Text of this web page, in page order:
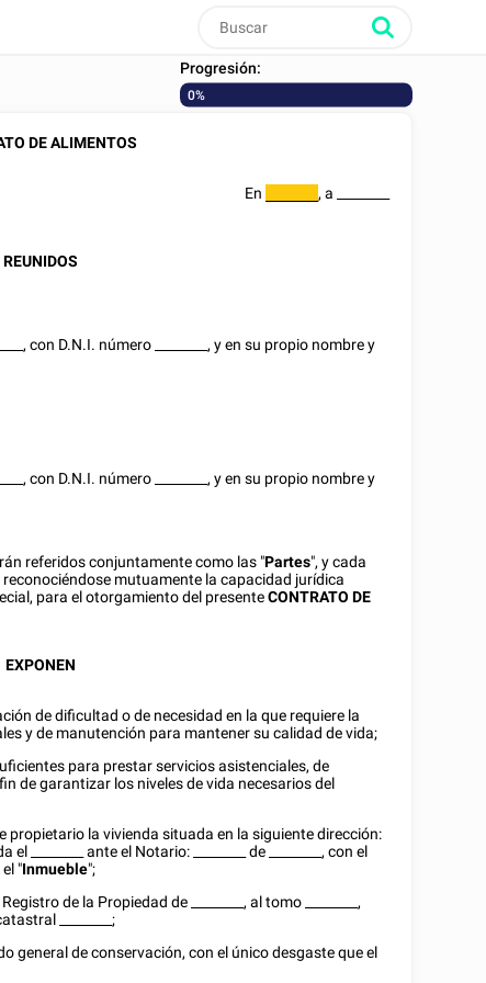
Progresión:
0%
DE ALIMENTOS
En , a
REUNIDOS
, con D.N.I. número
, y en su propio nombre y
, con D.N.I. número
, y en su propio nombre y
referidos conjuntamente como las "Partes", y cada
reconociéndose mutuamente la capacidad jurídica
para el otorgamiento del presenteCONTRATO DE
EXPONEN
de dificultad o de necesidad en la que requiere la
y de manutención para mantener su calidad de vida;
para prestar servicios asistenciales, de
de garantizar los niveles de vida necesarios del
propietario la vivienda situada en la siguiente dirección:
el ante el Notario: de
, con el
"Inmueble";
de la Propiedad de , al tomo
,
________;
general de conservación, con el único desgaste que el